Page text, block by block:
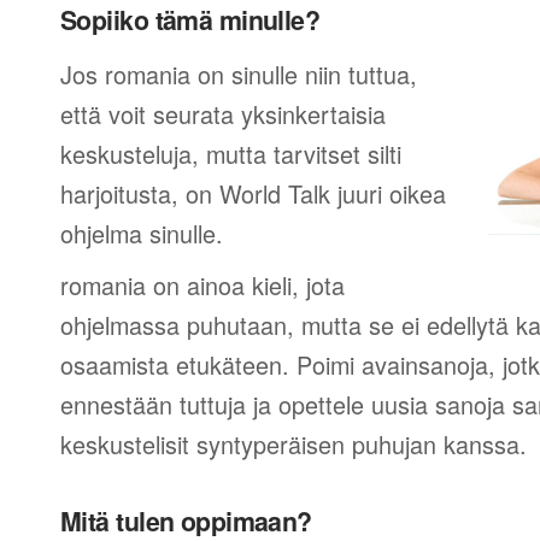
Sopiiko tämä minulle?
Jos romania on sinulle niin tuttua,
että voit seurata yksinkertaisia
keskusteluja, mutta tarvitset silti
harjoitusta, on World Talk juuri oikea
ohjelma sinulle.
romania on ainoa kieli, jota
ohjelmassa puhutaan, mutta se ei edellytä
osaamista etukäteen. Poimi avainsanoja,
ennestään tuttuja ja opettele uusia sanoja
keskustelisit syntyperäisen puhujan kanssa.
Mitä tulen oppimaan?